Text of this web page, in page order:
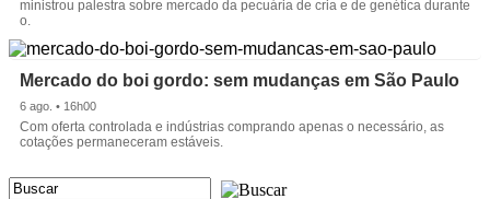
ministrou palestra sobre mercado da pecuária de cria e de genética durante
o.
Mercado do boi gordo: sem mudanças em São Paulo
6 ago. • 16h00
Com oferta controlada e indústrias comprando apenas o necessário, as
cotações permaneceram estáveis.